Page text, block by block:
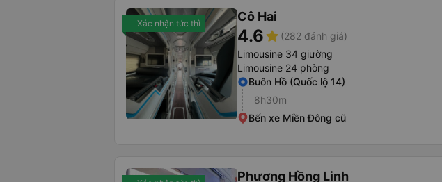
Xác nhận tức thì Cô Hai
4.6star (282 đánh giá)
Limousine 34 giường
Limousine 24 phòng
Buôn Hồ (Quốc lộ 14)
8h30m
Bến xe Miền Đông cũ
Phương Hồng Linh